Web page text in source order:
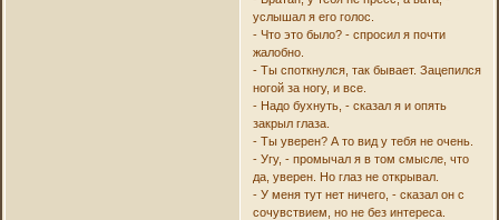
услышал я его голос.
- Что это было? - спросил я почти
жалобно.
- Ты споткнулся, так бывает. Зацепился
ногой за ногу, и все.
- Надо бухнуть, - сказал я и опять
закрыл глаза.
- Ты уверен? А то вид у тебя не очень.
- Угу, - промычал я в том смысле, что
да, уверен. Но глаз не открывал.
- У меня тут нет ничего, - сказал он с
сочувствием, но не без интереса.